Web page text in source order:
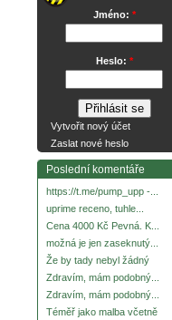
Jméno: *
Heslo: *
Vytvořit nový účet
Zaslat nové heslo
Poslední komentáře
https://t.me/pump_upp -...
uprime receno, tuhle...
Cena 4000 Kč Pevná. K...
možná je jen zaseknutý...
Že by tady nebyl žádný
Zdravím, mám podobný...
Zdravím, mám podobný...
Téměř jako malba včetně